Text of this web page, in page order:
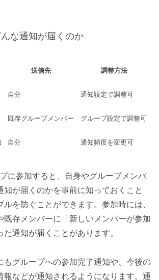
な通知が届くのか
送信先 調整方法
自分 通知設定で調整可
既存グループメンバー グループ設定で調整可
自分 通知頻度を変更可
に参加すると、自身やグループメンバ
知が届くのかを事前に知っておくこと
ルを防ぐことができます。参加時には、
既存メンバーに「新しいメンバーが参加
た通知が届くことがあります。
もグループへの参加完了通知や、今後の
報などが通知されるようになります。通